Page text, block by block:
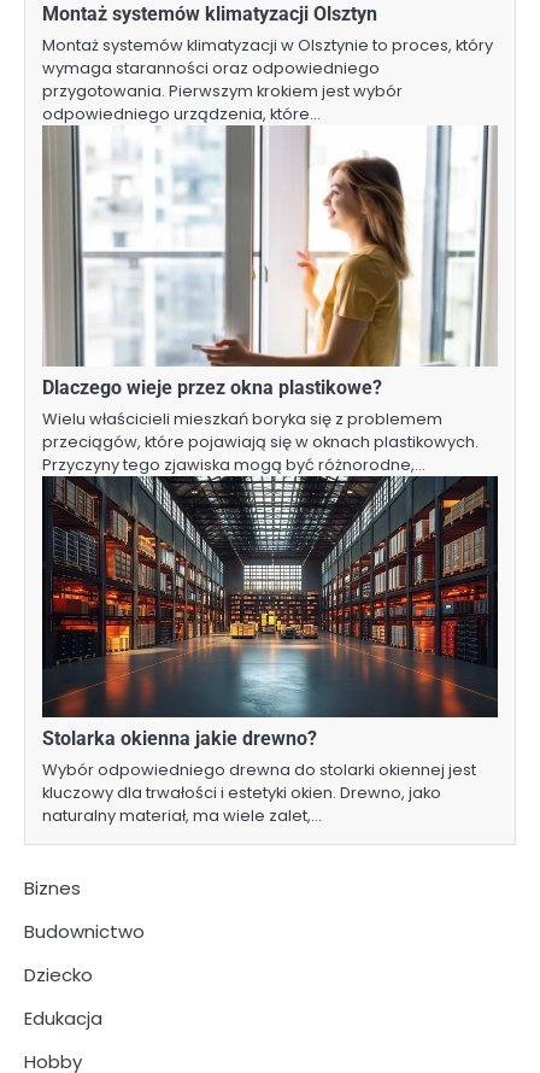
Montaż systemów klimatyzacji Olsztyn
Montaż systemów klimatyzacji w Olsztynie to proces, który
wymaga staranności oraz odpowiedniego
przygotowania. Pierwszym krokiem jest wybór
odpowiedniego urządzenia, które…
Dlaczego wieje przez okna plastikowe?
Wielu właścicieli mieszkań boryka się z problemem
przeciągów, które pojawiają się w oknach plastikowych.
Przyczyny tego zjawiska mogą być różnorodne,…
Stolarka okienna jakie drewno?
Wybór odpowiedniego drewna do stolarki okiennej jest
kluczowy dla trwałości i estetyki okien. Drewno, jako
naturalny materiał, ma wiele zalet,…
Biznes
Budownictwo
Dziecko
Edukacja
Hobby